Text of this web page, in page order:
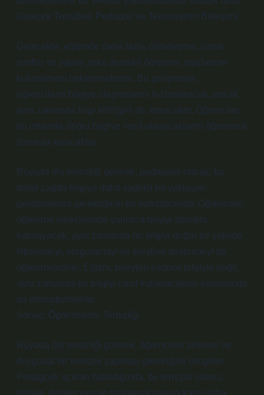
Gelecek Trendleri: Pedagoji ve Teknolojinin Birleşimi
Gelecekte, eğitimde daha fazla dijitalleşme, sanal
sınıflar ve yapay zeka destekli öğrenme araçlarının
kullanılması beklenmektedir. Bu gelişmeler,
öğrencilerin bilgiye ulaşmalarını hızlandıracak, ancak
aynı zamanda bilgi kirliliğini de artıracaktır. Öğrenciler,
bu ortamda doğru bilgiye nasıl ulaşacaklarını öğrenmek
zorunda kalacaklar.
Rüyada diş temizliği görmek, pedagojik olarak, bu
dijital çağda bilgiye daha sağlıklı bir yaklaşım
geliştirmemiz gerektiğinin bir hatırlatıcısıdır. Öğrenciler,
öğrenme süreçlerinde yalnızca bilgiyi almakla
kalmayacak, aynı zamanda bu bilgiyi doğru bir şekilde
filtrelemeyi, sorgulamayı ve eleştirel düşünmeyi de
öğrenmelidirler. Eğitim, bireyleri sadece bilgiyle değil,
aynı zamanda bu bilgiyi nasıl kullanacakları konusunda
da dönüştürmelidir.
Sonuç: Öğrenmenin Temizliği
Rüyada diş temizliği görmek, öğrencinin zihinsel ve
duygusal bir temizlik yapması gerektiğini simgeler.
Pedagojik açıdan bakıldığında, bu temizlik süreci,
bilgiye, düşünceye ve toplumsal yapıya karşı daha